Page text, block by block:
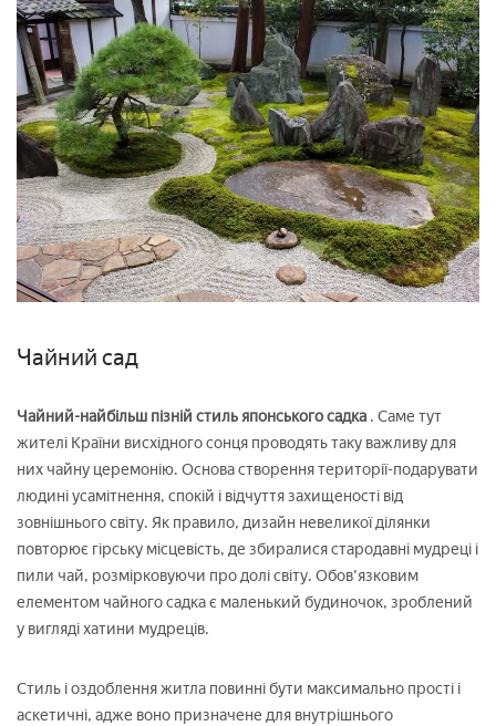
Чайний сад
Чайний-найбільш пізній стиль японського садка . Саме тут
жителі Країни висхідного сонця проводять таку важливу для
них чайну церемонію. Основа створення території-подарувати
людині усамітнення, спокій і відчуття захищеності від
зовнішнього світу. Як правило, дизайн невеликої ділянки
повторює гірську місцевість, де збиралися стародавні мудреці і
пили чай, розмірковуючи про долі світу. Обов'язковим
елементом чайного садка є маленький будиночок, зроблений
у вигляді хатини мудреців.
Стиль і оздоблення житла повинні бути максимально прості і
аскетичні, адже воно призначене для внутрішнього